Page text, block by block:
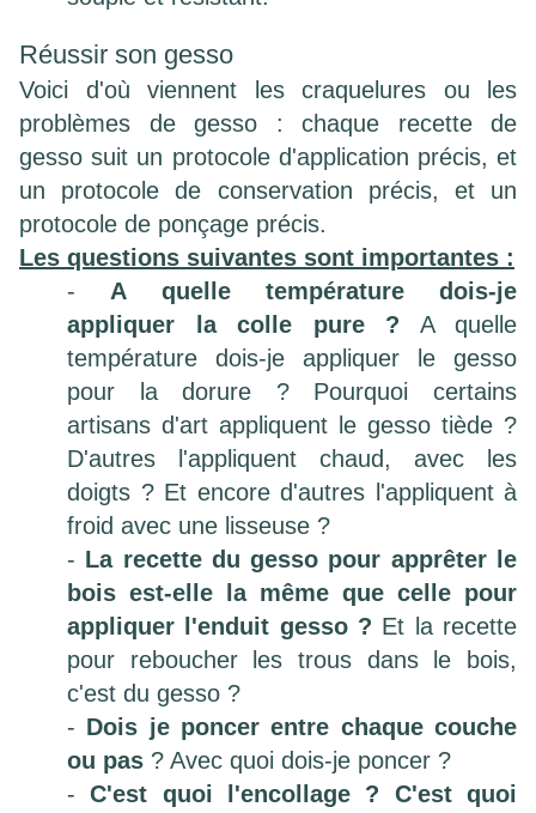
Réussir son gesso
Voici d'où viennent les craquelures ou les
problèmes de gesso : chaque recette de
gesso suit un protocole d'application précis, et
un protocole de conservation précis, et un
protocole de ponçage précis.
Les questions suivantes sont importantes :
-A quelle température dois-je
appliquer la colle pure ? A quelle
température dois-je appliquer le gesso
pour la dorure ? Pourquoi certains
artisans d'art appliquent le gesso tiède ?
D'autres l'appliquent chaud, avec les
doigts ? Et encore d'autres l'appliquent à
froid avec une lisseuse ?
- La recette du gesso pour apprêter le
bois est-elle la même que celle pour
appliquer l'enduit gesso ? Et la recette
pour reboucher les trous dans le bois,
c'est du gesso ?
- Dois je poncer entre chaque couche
ou pas ? Avec quoi dois-je poncer ?
-C'est quoi l'encollage ? C'est quoi